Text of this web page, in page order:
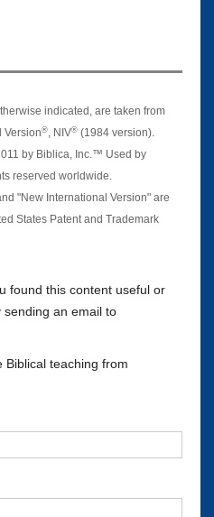
indicated, are taken from
Version®, NIV® (1984 version).
by Biblica, Inc.™ Used by
reserved worldwide.
"New International Version" are
States Patent and Trademark
found this content useful or
an email to
Biblical teaching from